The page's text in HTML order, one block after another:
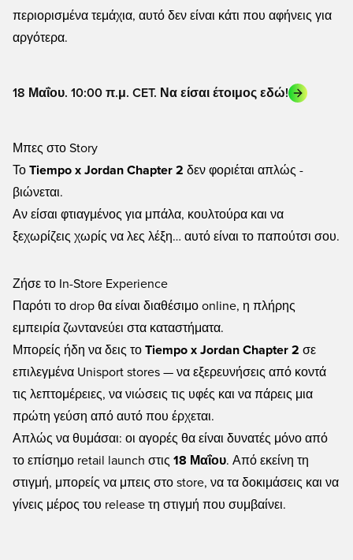
περιορισμένα τεμάχια, αυτό δεν είναι κάτι που αφήνεις για
αργότερα.
18 Μαΐου. 10:00 π.μ. CET. Να είσαι έτοιμος εδώ!
Μπες στο Story
Το Tiempo x Jordan Chapter 2 δεν φοριέται απλώς -
βιώνεται.
Αν είσαι φτιαγμένος για μπάλα, κουλτούρα και να
ξεχωρίζεις χωρίς να λες λέξη… αυτό είναι το παπούτσι σου.
Ζήσε το In-Store Experience
Παρότι το drop θα είναι διαθέσιμο online, η πλήρης
εμπειρία ζωντανεύει στα καταστήματα.
Μπορείς ήδη να δεις το Tiempo x Jordan Chapter 2 σε
επιλεγμένα Unisport stores — να εξερευνήσεις από κοντά
τις λεπτομέρειες, να νιώσεις τις υφές και να πάρεις μια
πρώτη γεύση από αυτό που έρχεται.
Απλώς να θυμάσαι: οι αγορές θα είναι δυνατές μόνο από
το επίσημο retail launch στις 18 Μαΐου. Από εκείνη τη
στιγμή, μπορείς να μπεις στο store, να τα δοκιμάσεις και να
γίνεις μέρος του release τη στιγμή που συμβαίνει.